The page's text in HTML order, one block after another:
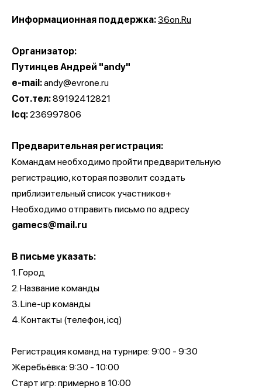
Информационная поддержка:36on.Ru
Организатор:
Путинцев Андрей "andy"
e-mail:andy@evrone.ru
Cот.тел:89192412821
Icq:236997806
Предварительная регистрация:
Командам необходимо пройти предварительную
регистрацию, которая позволит создать
приблизительный список участников+
Необходимо отправить письмо по адресу
gamecs@mail.ru
В письме указать:
1. Город
2. Название команды
3. Line-up команды
4. Контакты (телефон, icq)
Регистрация команд на турнире: 9:00 - 9:30
Жеребьёвка: 9:30 - 10:00
Старт игр: примерно в 10:00